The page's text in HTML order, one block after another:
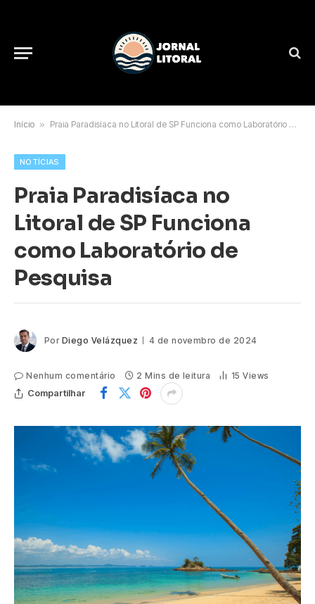
Início » Praia Paradisíaca no Litoral de SP Funciona como Laboratório de Pesquisa
NOTÍCIAS
Praia Paradisíaca no
Litoral de SP Funciona
como Laboratório de
Pesquisa
Por Diego Velázquez 4 de novembro de 2024
Nenhum comentário 2 Mins de leitura 15Views
Compartilhar